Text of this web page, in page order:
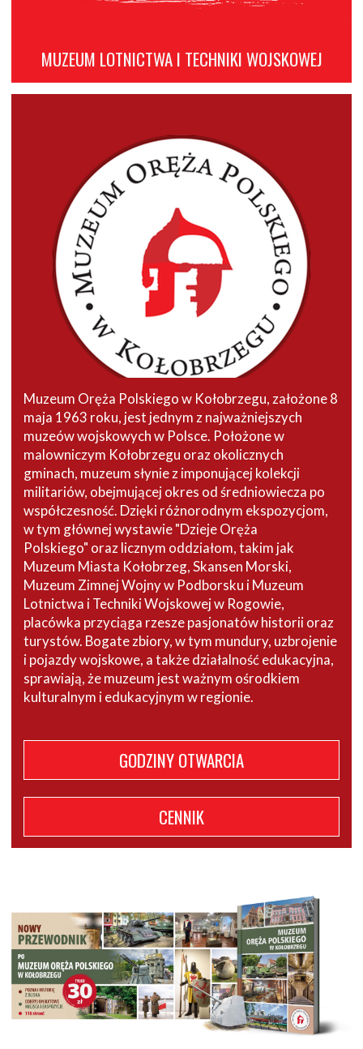
MUZEUM LOTNICTWA I TECHNIKI WOJSKOWEJ
Muzeum Oręża Polskiego w Kołobrzegu, założone 8
maja 1963 roku, jest jednym z najważniejszych
muzeów wojskowych w Polsce. Położone w
malowniczym Kołobrzegu oraz okolicznych
gminach, muzeum słynie z imponującej kolekcji
militariów, obejmującej okres od średniowiecza po
współczesność. Dzięki różnorodnym ekspozycjom,
w tym głównej wystawie "Dzieje Oręża
Polskiego" oraz licznym oddziałom, takim jak
Muzeum Miasta Kołobrzeg, Skansen Morski,
Muzeum Zimnej Wojny w Podborsku i Muzeum
Lotnictwa i Techniki Wojskowej w Rogowie,
placówka przyciąga rzesze pasjonatów historii oraz
turystów. Bogate zbiory, w tym mundury, uzbrojenie
i pojazdy wojskowe, a także działalność edukacyjna,
sprawiają, że muzeum jest ważnym ośrodkiem
kulturalnym i edukacyjnym w regionie.
GODZINY OTWARCIA
CENNIK